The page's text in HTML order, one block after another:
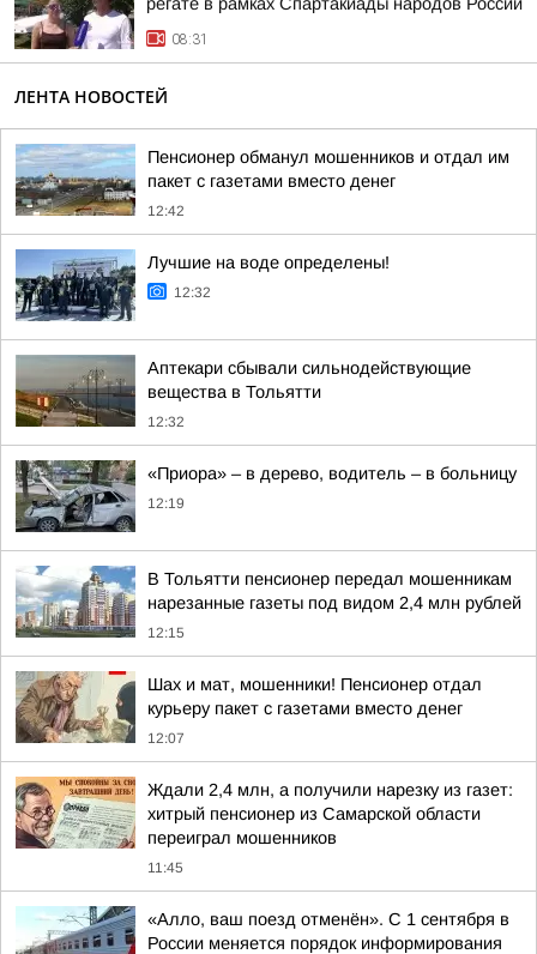
08:31
ЛЕНТА НОВОСТЕЙ
Пенсионер обманул мошенников и отдал им
пакет с газетами вместо денег
12:42
Лучшие на воде определены!
12:32
Аптекари сбывали сильнодействующие
вещества в Тольятти
12:32
«Приора» – в дерево, водитель – в больницу
12:19
В Тольятти пенсионер передал мошенникам
нарезанные газеты под видом 2,4 млн рублей
12:15
Шах и мат, мошенники! Пенсионер отдал
курьеру пакет с газетами вместо денег
12:07
Ждали 2,4 млн, а получили нарезку из газет:
хитрый пенсионер из Самарской области
переиграл мошенников
11:45
«Алло, ваш поезд отменён». С 1 сентября в
России меняется порядок информирования